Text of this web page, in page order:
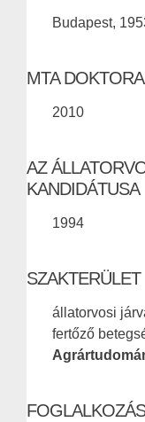
Budapest,
MTA DOKTORA
2010
AZ
KANDIDÁTUSA
1994
SZAKTERÜLET
állatorvosi
fertőző
FOGLALKOZÁS